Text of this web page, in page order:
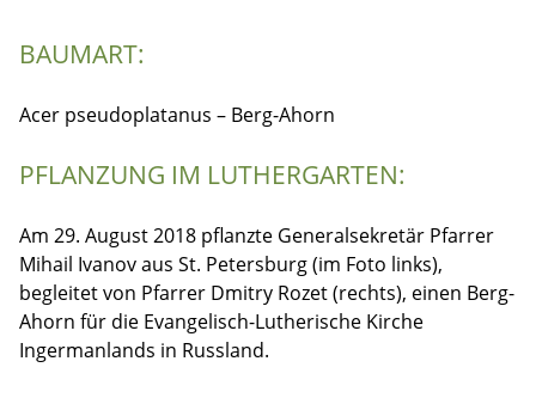
BAUMART:
Acer pseudoplatanus – Berg-Ahorn
PFLANZUNG IM LUTHERGARTEN:
Am 29. August 2018 pflanzte Generalsekretär Pfarrer
Mihail Ivanov aus St. Petersburg (im Foto links),
begleitet von Pfarrer Dmitry Rozet (rechts), einen Berg-
Ahorn für die Evangelisch-Lutherische Kirche
Ingermanlands in Russland.